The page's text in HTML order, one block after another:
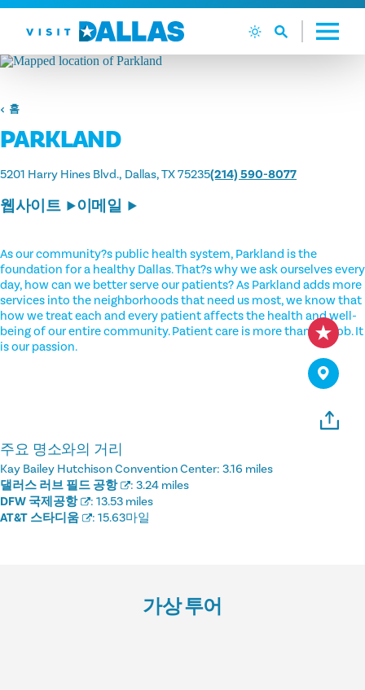
본문으로 건너뛰기
홈
PARKLAND
5201 Harry Hines Blvd. Dallas, TX 75235(214) 590-8077
웹사이트 이메일
As our community?s public health system, Parkland is the
foundation for a healthy Dallas. That?s why we ask ourselves every
day, how can we better serve our patients? As Parkland adds more
services into the neighborhoods that need us most, we know that
how we treat each and every patient affects the health and well-
being of our entire community. Patient care is more than our job. It
is our passion.
주요 명소와의 거리
Kay Bailey Hutchison Convention Center: 3.16 miles
댈러스 러브 필드 공항
: 3.24 miles
DFW 국제공항
: 13.53 miles
AT&T 스타디움
: 15.63마일
가상 투어